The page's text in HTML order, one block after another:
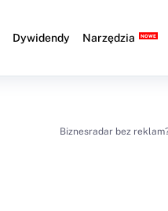
Dywidendy Narzędzia
Biznesradar bez